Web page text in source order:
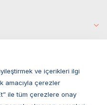
ve içerikleri ilgi
amacıyla çerezler
ile tüm çerezlere onay